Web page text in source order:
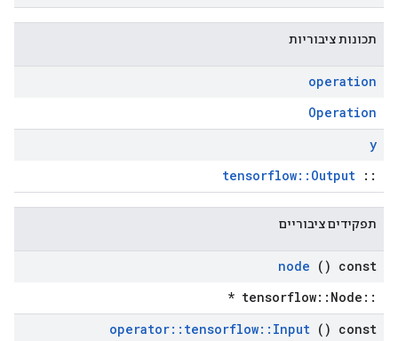
תכונות ציבוריות
operation
Operation
y
::
tensorflow::Output
תפקידים ציבוריים
node () const
::tensorflow::Node *
operator:: tensorflow:: Input () const